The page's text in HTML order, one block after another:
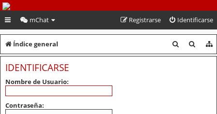
PeruVoley.com
mChat Identificarse
Registrarse
Índice general
u
u
IDENTIFICARSE
Nombre de Usuario:
Contraseña: